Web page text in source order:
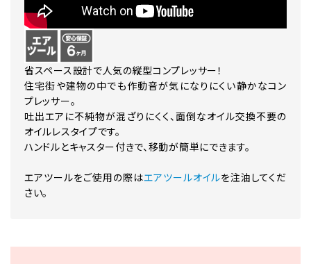
省スペース設計で人気の縦型コンプレッサー！
住宅街や建物の中でも作動音が気になりにくい静かなコン
プレッサー。
吐出エアに不純物が混ざりにくく、面倒なオイル交換不要の
オイルレスタイプです。
ハンドルとキャスター付きで、移動が簡単にできます。
エアツールをご使用の際はエアツールオイルを注油してくだ
さい。